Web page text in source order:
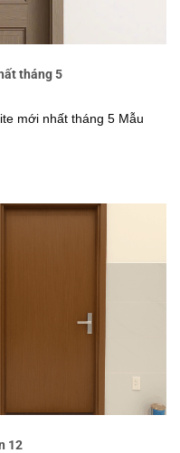
tháng 5
mới nhất tháng 5 Mẫu
12